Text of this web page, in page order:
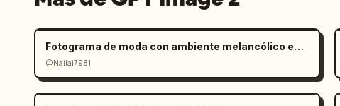
Fotograma de moda con ambiente melancólico en salar
@Nailai7981